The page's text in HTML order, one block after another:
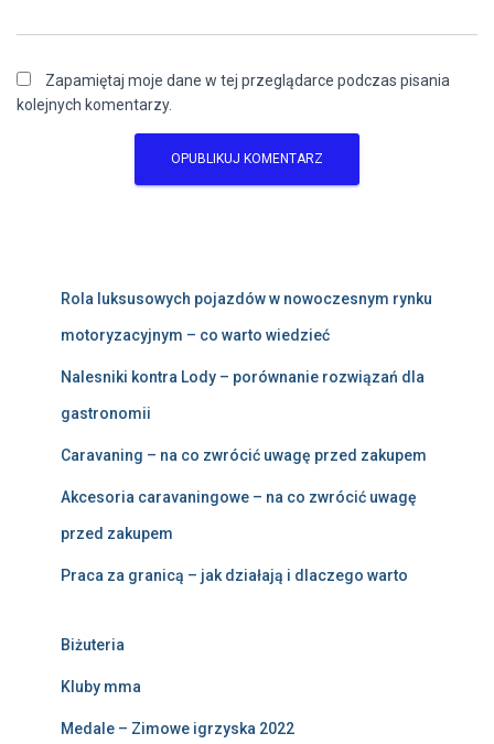
Zapamiętaj moje dane w tej przeglądarce podczas pisania
kolejnych komentarzy.
Rola luksusowych pojazdów w nowoczesnym rynku
motoryzacyjnym – co warto wiedzieć
Nalesniki kontra Lody – porównanie rozwiązań dla
gastronomii
Caravaning – na co zwrócić uwagę przed zakupem
Akcesoria caravaningowe – na co zwrócić uwagę
przed zakupem
Praca za granicą – jak działają i dlaczego warto
Biżuteria
Kluby mma
Medale – Zimowe igrzyska 2022